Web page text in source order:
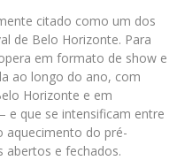
citado como um dos
de Belo Horizonte. Para
em formato de show e
ao longo do ano, com
Horizonte e em
e que se intensificam entre
aquecimento do pré-
abertos e fechados.